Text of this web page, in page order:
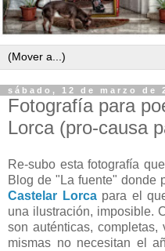
sábado, 12 de marzo de
Fotografía para
Lorca (pro-causa
Re-subo esta fotografía
Blog de "La fuente" donde
Castelar Lorcapara el
una ilustración, imposible.
son auténticas,
mismas no necesitan el